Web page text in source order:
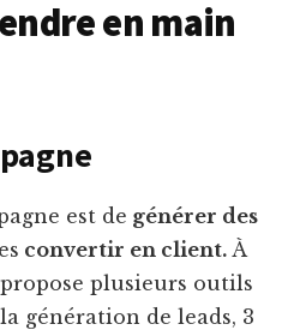
en main
est de générer des
convertir en client. À
plusieurs outils
génération de leads, 3